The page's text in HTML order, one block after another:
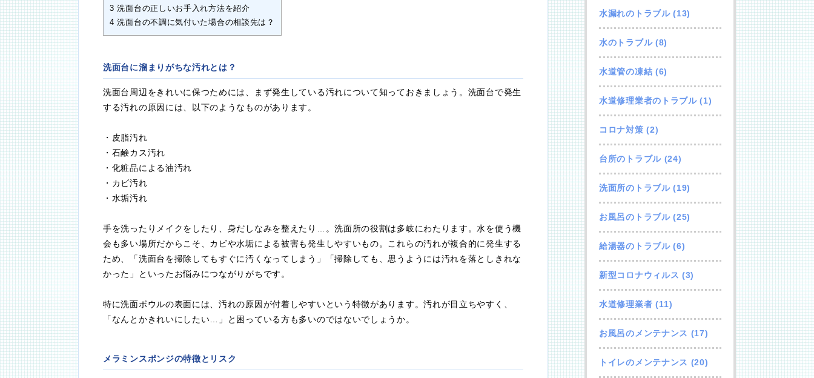
3 洗面台の正しいお手入れ方法を紹介
4 洗面台の不調に気付いた場合の相談先は？
洗面台に溜まりがちな汚れとは？
洗面台周辺をきれいに保つためには、まず発生している汚れについて知っておきましょう。洗面台で発生
する汚れの原因には、以下のようなものがあります。
・皮脂汚れ
・石鹸カス汚れ
・化粧品による油汚れ
・カビ汚れ
・水垢汚れ
手を洗ったりメイクをしたり、身だしなみを整えたり…。洗面所の役割は多岐にわたります。水を使う機
会も多い場所だからこそ、カビや水垢による被害も発生しやすいもの。これらの汚れが複合的に発生する
ため、「洗面台を掃除してもすぐに汚くなってしまう」「掃除しても、思うようには汚れを落としきれな
かった」といったお悩みにつながりがちです。
特に洗面ボウルの表面には、汚れの原因が付着しやすいという特徴があります。汚れが目立ちやすく、
「なんとかきれいにしたい…」と困っている方も多いのではないでしょうか。
メラミンスポンジの特徴とリスク
水漏れのトラブル(13)
水のトラブル(8)
水道管の凍結 (6)
水道修理業者のトラブル(1)
コロナ対策 (2)
台所のトラブル(24)
洗面所のトラブル(19)
お風呂のトラブル(25)
給湯器のトラブル(6)
新型コロナウィルス (3)
水道修理業者 (11)
お風呂のメンテナンス (17)
トイレのメンテナンス (20)